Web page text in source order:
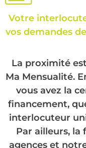
Votre
vos demandes
La proximité
Ma Mensualité.
vous avez la
financement,
interlocuteur
Par ailleurs, la
agences et